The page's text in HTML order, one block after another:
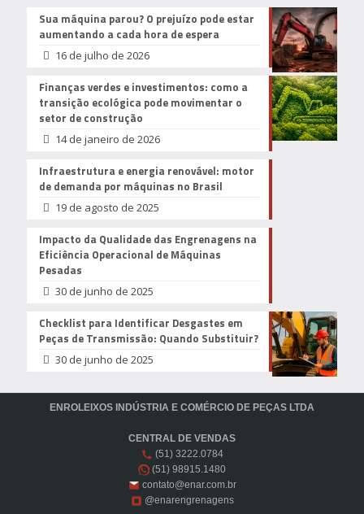
Sua máquina parou? O prejuízo pode estar
aumentando a cada hora de espera
16 de julho de 2026
Finanças verdes e investimentos: como a
transição ecológica pode movimentar o
setor de construção
14 de janeiro de 2026
Infraestrutura e energia renovável: motor
de demanda por máquinas no Brasil
19 de agosto de 2025
Impacto da Qualidade das Engrenagens na
Eficiência Operacional de Máquinas
Pesadas
30 de junho de 2025
Checklist para Identificar Desgastes em
Peças de Transmissão: Quando Substituir?
30 de junho de 2025
ENROLEIXOS INDÚSTRIA E COMÉRCIO DE PEÇAS LTDA
CENTRAL DE VENDAS
(51) 3222.0784
(51) 98915.1480
contato@enar.com.br
@enarengrenagens